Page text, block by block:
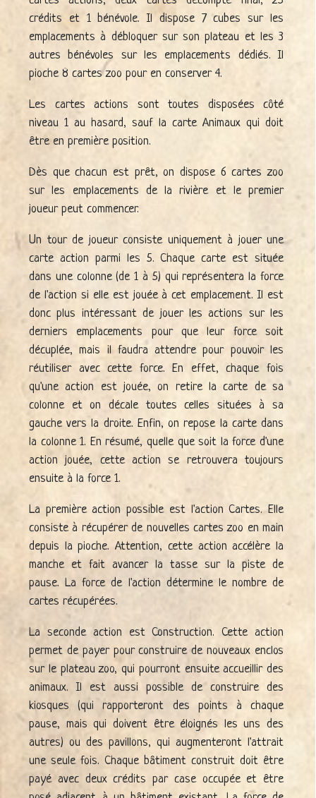
crédits et 1 bénévole. Il dispose 7 cubes sur les
emplacements à débloquer sur son plateau et les 3
autres bénévoles sur les emplacements dédiés. Il
pioche 8 cartes zoo pour en conserver 4.
Les cartes actions sont toutes disposées côté
niveau 1 au hasard, sauf la carte Animaux qui doit
être en première position.
Dès que chacun est prêt, on dispose 6 cartes zoo
sur les emplacements de la rivière et le premier
joueur peut commencer.
Un tour de joueur consiste uniquement à jouer une
carte action parmi les 5. Chaque carte est située
dans une colonne (de 1 à 5) qui représentera la force
de l'action si elle est jouée à cet emplacement. Il est
donc plus intéressant de jouer les actions sur les
derniers emplacements pour que leur force soit
décuplée, mais il faudra attendre pour pouvoir les
réutiliser avec cette force. En effet, chaque fois
qu'une action est jouée, on retire la carte de sa
colonne et on décale toutes celles situées à sa
gauche vers la droite. Enfin, on repose la carte dans
la colonne 1. En résumé, quelle que soit la force d'une
action jouée, cette action se retrouvera toujours
ensuite à la force 1.
La première action possible est l'action Cartes. Elle
consiste à récupérer de nouvelles cartes zoo en main
depuis la pioche. Attention, cette action accélère la
manche et fait avancer la tasse sur la piste de
pause. La force de l'action détermine le nombre de
cartes récupérées.
La seconde action est Construction. Cette action
permet de payer pour construire de nouveaux enclos
sur le plateau zoo, qui pourront ensuite accueillir des
animaux. Il est aussi possible de construire des
kiosques (qui rapporteront des points à chaque
pause, mais qui doivent être éloignés les uns des
autres) ou des pavillons, qui augmenteront l'attrait
une seule fois. Chaque bâtiment construit doit être
payé avec deux crédits par case occupée et être